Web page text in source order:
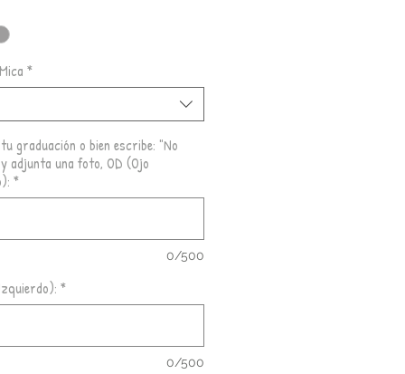
*
graduación o bien escribe: "No
adjunta una foto, OD (Ojo
*
0/500
*
0/500